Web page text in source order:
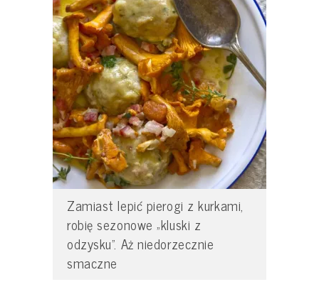
Zamiast lepić pierogi z kurkami,
robię sezonowe „kluski z
odzysku”. Aż niedorzecznie
smaczne